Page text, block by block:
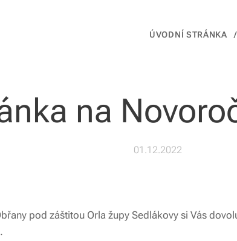
ÚVODNÍ STRÁNKA
na
01.12.2022
pod záštitou Orla župy Sedlákovy si Vás
.